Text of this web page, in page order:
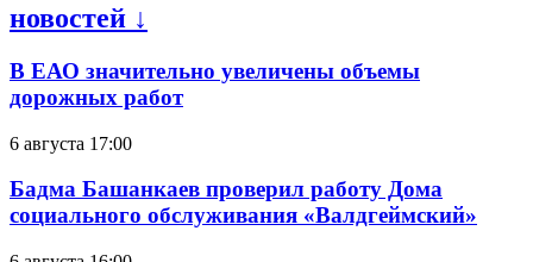
новостей ↓
В ЕАО значительно увеличены объемы
дорожных работ
6 августа 17:00
Бадма Башанкаев проверил работу Дома
социального обслуживания «Валдгеймский»